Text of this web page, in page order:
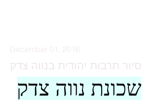
December 01, 2016
סיור תרבות יהודית בנווה צדק
שכונת נווה צדק